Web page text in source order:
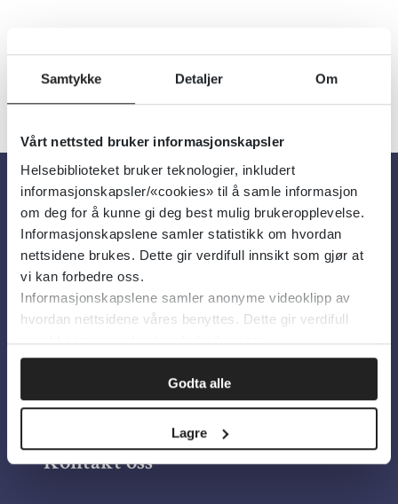
Samtykke Detaljer Om
Vårt nettsted bruker informasjonskapsler
Helsebiblioteket bruker teknologier, inkludert
informasjonskapsler/«cookies» til å samle informasjon
om deg for å kunne gi deg best mulig brukeropplevelse.
Informasjonskapslene samler statistikk om hvordan
nettsidene brukes. Dette gir verdifull innsikt som gjør at
vi kan forbedre oss.
Informasjonskapslene samler anonyme videoklipp av
hvordan nettsidene våres benyttes. Dette gir verdifull
innsikt som gjør at vi kan forbedre oss.
Godta alle
Lagre
« 1 23 24 26
Om oss
Om Helsebiblioteket
Personvern og informasjonskapsler
Tilgjengelighetserklæring
Information in English
Bilder fra Colourbox.com
Kontakt oss